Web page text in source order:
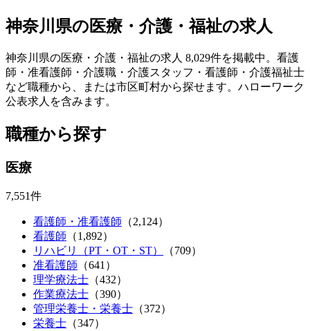
神奈川県の医療・介護・福祉の求人
神奈川県の医療・介護・福祉の求人 8,029件を掲載中。看護
師・准看護師・介護職・介護スタッフ・看護師・介護福祉士
など職種から、または市区町村から探せます。ハローワーク
公表求人を含みます。
職種から探す
医療
7,551件
看護師・准看護師 （2,124）
看護師 （1,892）
リハビリ（PT・OT・ST）
（709）
准看護師 （641）
理学療法士 （432）
作業療法士 （390）
管理栄養士・栄養士 （372）
栄養士 （347）